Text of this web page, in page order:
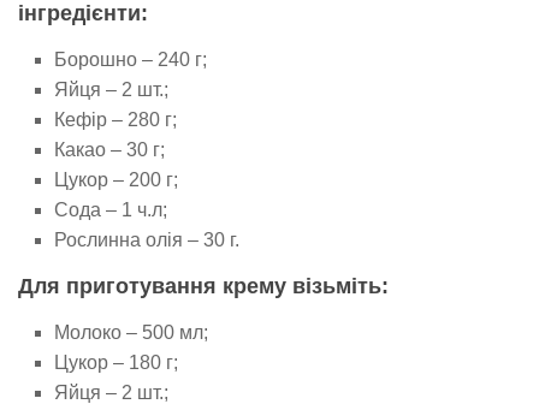
інгредієнти:
Борошно – 240 г;
Яйця – 2 шт.;
Кефір – 280 г;
Какао – 30 г;
Цукор – 200 г;
Сода – 1 ч.л;
Рослинна олія – 30 г.
Для приготування крему візьміть:
Молоко – 500 мл;
Цукор – 180 г;
Яйця – 2 шт.;